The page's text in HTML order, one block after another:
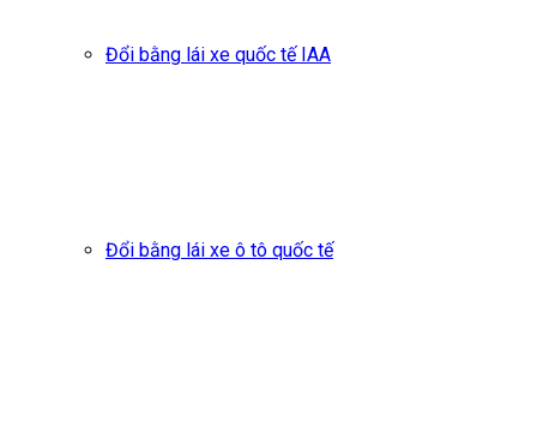
Đổi bằng lái xe quốc tế IAA
Đổi bằng lái xe ô tô quốc tế